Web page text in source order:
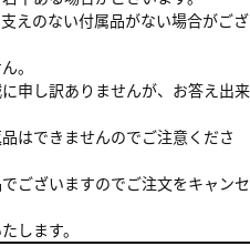
えのない付属品がない場合がござ
。
申し訳ありませんが、お答え出来
はできませんのでご注意くださ
ございますのでご注文をキャンセ
します。